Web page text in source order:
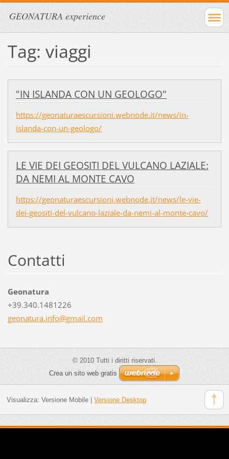
GEONATURA experience
Tag: viaggi
"IN ISLANDA CON UN GEOLOGO"
https://geonaturaescursioni.webnode.it/news/in-
islanda-con-un-geologo/
LE VIE DEI GEOSITI DEL VULCANO LAZIALE:
DA NEMI AL MONTE CAVO
https://geonaturaescursioni.webnode.it/news/le-vie-
dei-geositi-del-vulcano-laziale-da-nemi-al-monte-cavo/
Contatti
Geonatura
+39.340.1481226
geonatura.info@gmail.com
© 2010 Tutti i diritti riservati.
Crea un sito web gratis
Visualizza: Versione Mobile| Versione Desktop